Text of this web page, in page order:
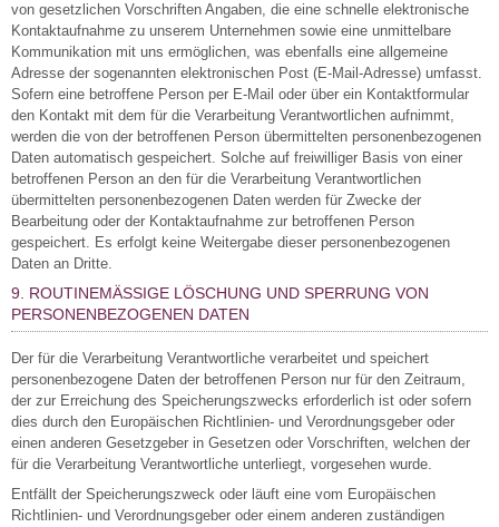
von gesetzlichen Vorschriften Angaben, die eine schnelle elektronische
Kontaktaufnahme zu unserem Unternehmen sowie eine unmittelbare
Kommunikation mit uns ermöglichen, was ebenfalls eine allgemeine
Adresse der sogenannten elektronischen Post (E-Mail-Adresse) umfasst.
Sofern eine betroffene Person per E-Mail oder über ein Kontaktformular
den Kontakt mit dem für die Verarbeitung Verantwortlichen aufnimmt,
werden die von der betroffenen Person übermittelten personenbezogenen
Daten automatisch gespeichert. Solche auf freiwilliger Basis von einer
betroffenen Person an den für die Verarbeitung Verantwortlichen
übermittelten personenbezogenen Daten werden für Zwecke der
Bearbeitung oder der Kontaktaufnahme zur betroffenen Person
gespeichert. Es erfolgt keine Weitergabe dieser personenbezogenen
Daten an Dritte.
9. ROUTINEMÄSSIGE LÖSCHUNG UND SPERRUNG VON P
ERSONENBEZOGENEN DATEN
Der für die Verarbeitung Verantwortliche verarbeitet und speichert
personenbezogene Daten der betroffenen Person nur für den Zeitraum,
der zur Erreichung des Speicherungszwecks erforderlich ist oder sofern
dies durch den Europäischen Richtlinien- und Verordnungsgeber oder
einen anderen Gesetzgeber in Gesetzen oder Vorschriften, welchen der
für die Verarbeitung Verantwortliche unterliegt, vorgesehen wurde.
Entfällt der Speicherungszweck oder läuft eine vom Europäischen
Richtlinien- und Verordnungsgeber oder einem anderen zuständigen